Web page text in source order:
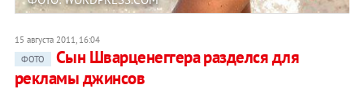
15 августа 2011, 16:04
ФОТО
Сын Шварценеггера разделся для
рекламы джинсов